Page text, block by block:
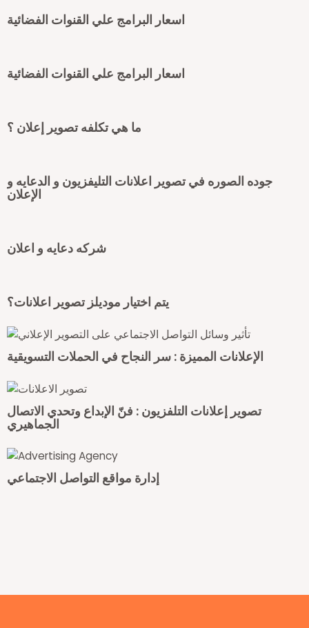
اسعار البرامج علي القنوات الفضائية
اسعار البرامج علي القنوات الفضائية
ما هي تكلفه تصوير إعلان ؟
جوده الصوره في تصوير اعلانات التليفزيون و الدعايه و
الإعلان
شركه دعايه و اعلان
يتم اختيار موديلز تصوير اعلانات؟
الإعلانات المميزة : سر النجاح في الحملات التسويقية
تصوير إعلانات التلفزيون : فنّ الإبداع وتحدي الاتصال
الجماهيري
إدارة مواقع التواصل الاجتماعي